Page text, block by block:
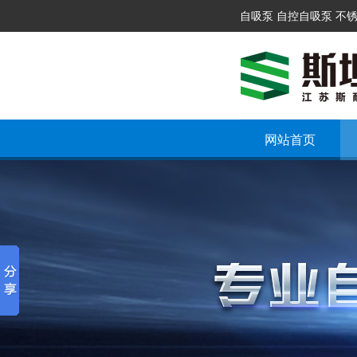
自吸泵 自控自吸泵 不
网站首页